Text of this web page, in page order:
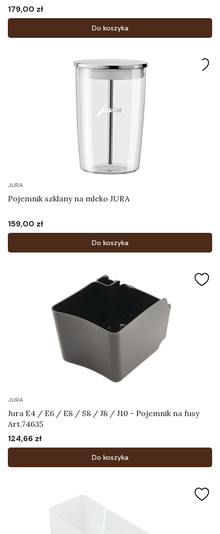
Cena
179,00 zł
Do koszyka
JURA
Pojemnik szklany na mleko JURA
Cena
159,00 zł
Do koszyka
JURA
Jura E4 / E6 / E8 / S8 / J8 / J10 - Pojemnik na fusy
Art.74635
Cena
124,66 zł
Do koszyka